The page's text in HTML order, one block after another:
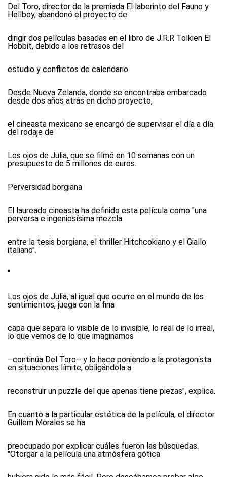
Del Toro, director de la premiada El laberinto del Fauno y
Hellboy, abandonó el proyecto de
dirigir dos películas basadas en el libro de J.R.R Tolkien El
Hobbit, debido a los retrasos del
estudio y conflictos de calendario.
Desde Nueva Zelanda, donde se encontraba embarcado
desde dos años atrás en dicho proyecto,
el cineasta mexicano se encargó de supervisar el día a día
del rodaje de
Los ojos de Julia, que se filmó en 10 semanas con un
presupuesto de 5 millones de euros.
Perversidad borgiana
El laureado cineasta ha definido esta película como "una
perversa e ingeniosísima mezcla
entre la tesis borgiana, el thriller Hitchcokiano y el Giallo
italiano".
"
Los ojos de Julia, al igual que ocurre en el mundo de los
sentimientos, juega con la fina
capa que separa lo visible de lo invisible, lo real de lo irreal,
lo que vemos de lo que imaginamos
–continúa Del Toro– y lo hace poniendo a la protagonista
en situaciones límite, obligándola a
reconstruir un puzzle del que apenas tiene piezas", explica.
En cuanto a la particular estética de la película, el director
Guillem Morales se ha
preocupado por explicar cuáles fueron las búsquedas.
"Otorgar a la película una atmósfera gótica